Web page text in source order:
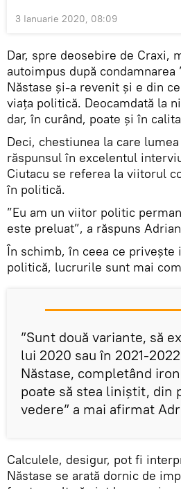
3 Ianuarie 2020, 08:09
Dar, spre deosebire de Craxi,
autoimpus după
Năstase și-a revenit și e din
viața politică. Deocamdată la
dar, în curând, poate și în
Deci, chestiunea la care
răspunsul în excelentul
Ciutacu se referea la viitorul
în politică.
”Eu am un viitor politic
este preluat”, a răspuns
În schimb, în ceea ce privește
politică, lucrurile sunt mai
”Sunt două variante, să
lui 2020 sau în 2021-
Năstase, completând
poate să stea liniștit, din
vedere” a mai afirmat
Calculele, desigur, pot fi
Năstase se arată dornic de